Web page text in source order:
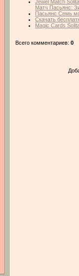
Jewel Match
Матч Пасьянс:
Пасьянс Семь
Скачать
Magic Cards
Всего комментариев: 0